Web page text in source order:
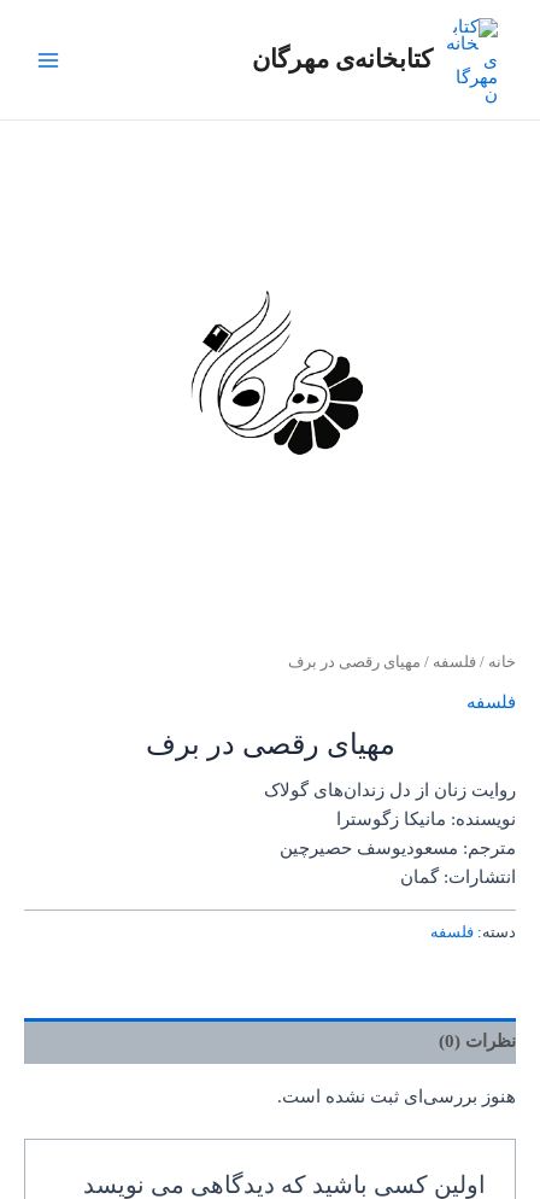
کتابخانه‌ی مهرگان
Menu
خانه / فلسفه / مهیای رقصی در برف
فلسفه
مهیای رقصی در برف
روایت زنان از دل زندان‌های گولاک
نویسنده: مانیکا زگوسترا
مترجم: مسعودیوسف حصیرچین
انتشارات: گمان
دسته: فلسفه
نظرات (0)
هنوز بررسی‌ای ثبت نشده است.
اولین کسی باشید که دیدگاهی می نویسد